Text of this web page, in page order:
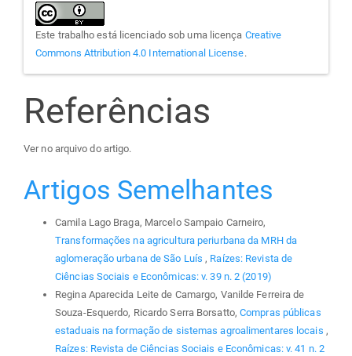
Este trabalho está licenciado sob uma licença Creative
Commons Attribution 4.0 International License.
Referências
Ver no arquivo do artigo.
Artigos Semelhantes
Camila Lago Braga, Marcelo Sampaio Carneiro,
Transformações na agricultura periurbana da MRH da
aglomeração urbana de São Luís, Raízes: Revista de
Ciências Sociais e Econômicas: v. 39 n. 2 (2019)
Regina Aparecida Leite de Camargo, Vanilde Ferreira de
Souza-Esquerdo, Ricardo Serra Borsatto,Compras públicas
estaduais na formação de sistemas agroalimentares locais ,
Raízes: Revista de Ciências Sociais e Econômicas: v. 41 n. 2